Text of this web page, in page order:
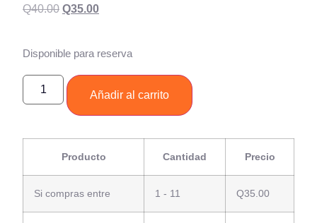
Q40.00 Q35.00
Disponible para reserva
Añadir al carrito
Producto Cantidad Precio
Si compras entre 1 - 11 Q35.00